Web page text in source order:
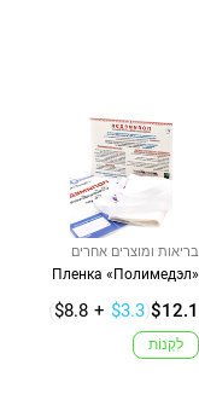
בריאות ומוצרים אחרים
Пленка «Полимедэл»
$12.1
($8.8 + $3.3)
לִקְנוֹת